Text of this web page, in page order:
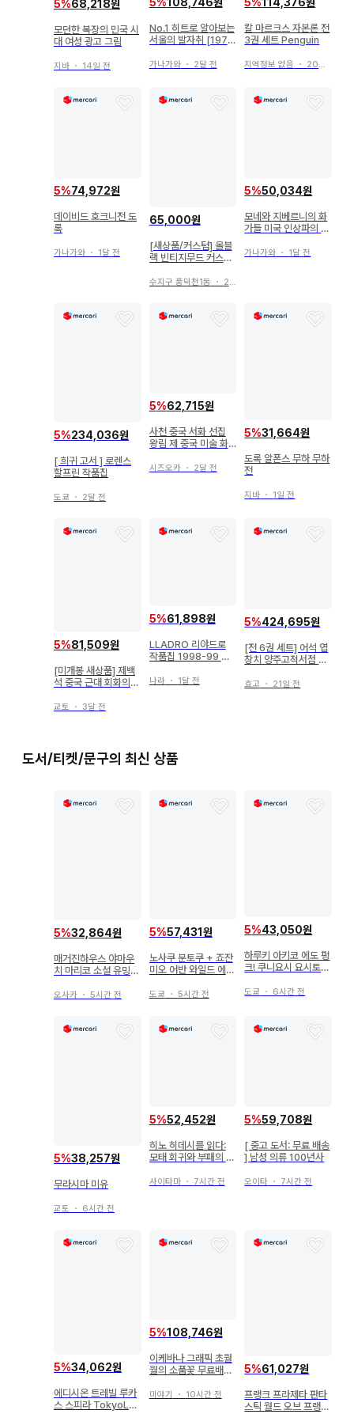
5%68,218원
모던한 복장의 민국 시
대 여성 광고 그림
지바 ・ 14일 전
No.1 히트로 알아보는
서울의 발자취 [1970
가나가와・ 2달 전
칼 마르크스 자본론 전
3권 세트 Penguin
지역정보 없음 ・ 20일 전
5%74,972원
데이비드 호크니전 도
록
가나가와 ・ 1달 전
65,000원
[새상품/커스텀] 올블
랙 빈티지무드 커스텀
수지구 풍덕천1동 ・ 27일 전
5%50,034원
모네와 지베르니의 화
가들 미국 인상파의 시
가나가와 ・ 1달 전
5%234,036원
[ 희귀 고서 ] 로렌스
할프린 작품집
도쿄 ・ 2달 전
5%62,715원
사천 중국 서화 선집
왕림 제 중국 미술 화
시즈오카・ 2달 전
5%31,664원
도록 알폰스 무하 무하
전
지바 ・ 1일 전
5%81,509원
[미개봉 새상품] 제백
석 중국 근대 회화의
교토 ・ 3달 전
5%61,898원
LLADRO 리야드로
작품집 1998-99 외
나라・ 1달 전
5%424,695원
[전 6권 세트] 어석 엽
창치 양주고적서점 새
석학 탁본 완본
효고 ・ 21일 전
도서/티켓/문구의 최신 상품
5%32,864원
매거진하우스 야마우
치 마리코 소설 유밍
오사카 ・ 5시간 전
5%57,431원
노사쿠 분토쿠 + 죠잔
미오 어반 와일드 에콜
도쿄 ・ 5시간 전
5%43,050원
하루키 아키코 에도 펑
크! 쿠니요시 요시토시
도쿄 ・ 6시간 전
5%38,257원
무라시마 미유
교토 ・ 6시간 전
5%52,452원
히노 히데시를 읽다:
모태 회귀와 부패의 미
사이타마・ 7시간 전
5%59,708원
[ 중고 도서: 무료 배송
] 남성 의류 100년사
오이타 ・ 7시간 전
5%34,062원
에디시온 트레빌 루카
스 스피라 TokyoLov
5%108,746원
이케바나 그래픽 초월
월의 소품꽃 무료배송
미야기 ・ 10시간 전
5%61,027원
프랭크 프라제타 판타
스틱 월드 오브 프랭크